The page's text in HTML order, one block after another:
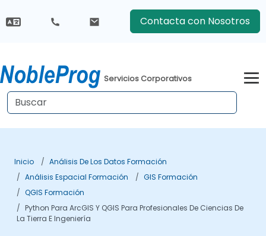
Contacta con Nosotros
Servicios Corporativos
Inicio
Análisis De Los Datos Formación
Análisis Espacial Formación
GIS Formación
QGIS Formación
Python Para ArcGIS Y QGIS Para Profesionales De Ciencias De
La Tierra E Ingeniería